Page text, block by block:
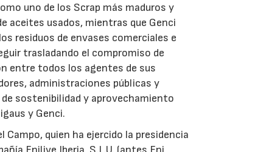
uno de los Scrap más maduros y
aceites usados, mientras que Genci
residuos de envases comerciales e
trasladando el compromiso de
entre todos los agentes de sus
administraciones públicas y
sostenibilidad y aprovechamiento
y Genci.
quien ha ejercido la presidencia